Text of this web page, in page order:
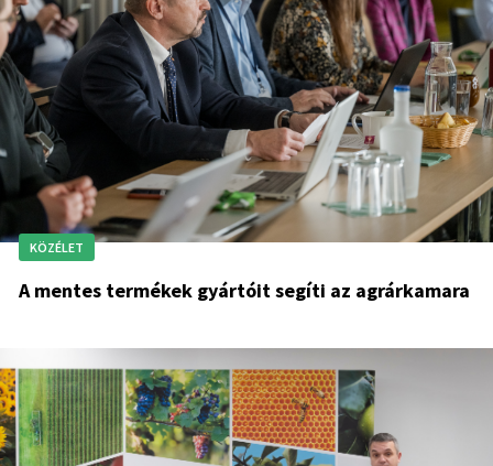
KÖZÉLET
A mentes termékek gyártóit segíti az agrárkamara